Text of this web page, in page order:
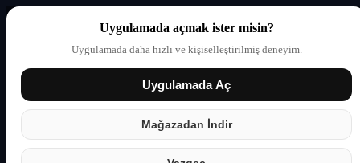
Uygulamada açmak ister misin?
Uygulamada daha hızlı ve kişiselleştirilmiş deneyim.
Uygulamada Aç
Mağazadan İndir
Giriş yap Partner